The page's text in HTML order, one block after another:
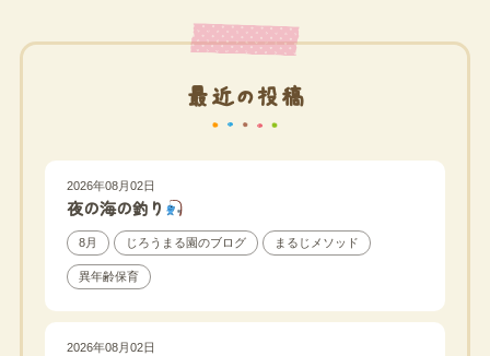
最近の投稿
2026年08月02日
夜の海の釣り
8月 じろうまる園のブログ まるじメソッド
異年齢保育
2026年08月02日